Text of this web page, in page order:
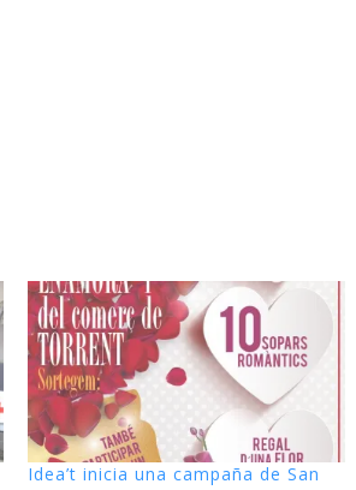
Idea’t inicia una campaña de San